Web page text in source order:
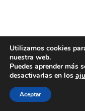
Utilizamos cookies
nuestra web.
Puedes aprender más
desactivarlas en los
Aceptar